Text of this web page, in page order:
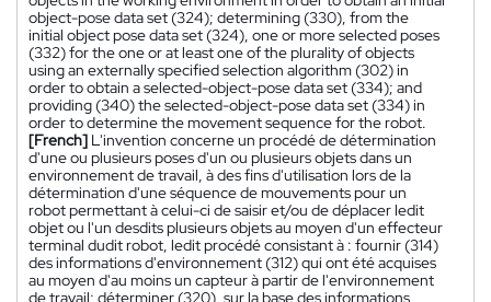
object-pose data set (324); determining (330), from the
initial object pose data set (324), one or more selected poses
(332) for the one or at least one of the plurality of objects
using an externally specified selection algorithm (302) in
order to obtain a selected-object-pose data set (334); and
providing (340) the selected-object-pose data set (334) in
order to determine the movement sequence for the robot.
[French] L'invention concerne un procédé de détermination
d'une ou plusieurs poses d'un ou plusieurs objets dans un
environnement de travail, à des fins d'utilisation lors de la
détermination d'une séquence de mouvements pour un
robot permettant à celui-ci de saisir et/ou de déplacer ledit
objet ou l'un desdits plusieurs objets au moyen d'un effecteur
terminal dudit robot, ledit procédé consistant à : fournir (314)
des informations d'environnement (312) qui ont été acquises
au moyen d'au moins un capteur à partir de l'environnement
de travail; déterminer (320), sur la base des informations